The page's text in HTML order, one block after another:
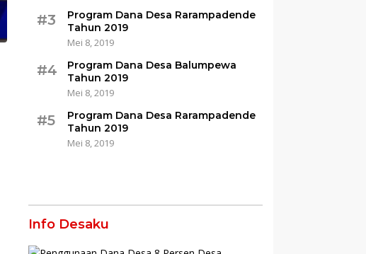
#3
Program Dana Desa Rarampadende
Tahun 2019
Mei 8, 2019
#4
Program Dana Desa Balumpewa
Tahun 2019
Mei 8, 2019
#5
Program Dana Desa Rarampadende
Tahun 2019
Mei 8, 2019
Info Desaku